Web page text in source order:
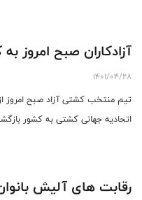
آزادکاران صبح امروز
1401/04/28
تیم منتخب کشتی آزاد صبح امروز
اتحادیه جهانی کشتی به کشور
رقابت های آلیش